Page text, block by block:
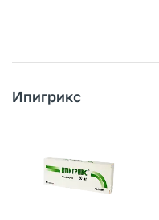
Ипигрикс